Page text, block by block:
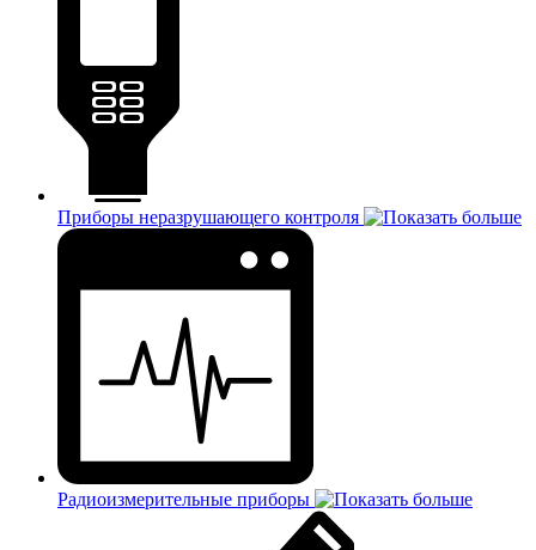
Приборы неразрушающего контроля
Радиоизмерительные приборы